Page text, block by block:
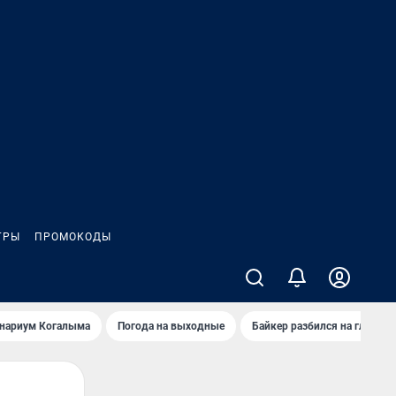
ПРОМОКОДЫ
Когалыма Погода на выходные Байкер разбился на глазах